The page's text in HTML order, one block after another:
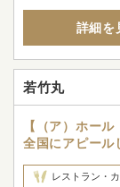
詳細を
若竹丸
【（ア）ホー
全国にアピール
レストラン・